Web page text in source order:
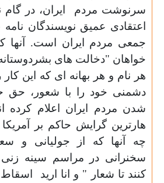
سرنوشت مردم
ایران، در
اعتقادی عمیق نویسندگان
جمعی مردم ایران است. آنها
خواهان "دخالت های
هر نام و هر بهانه ای که این کار
دشمنی خود را با شعور، حق
شدن مردم ایران اعلام کرده
هارترین گرایش حاکم بر
چه آنها که از جولیانی و
سخنرانی در مراسم سینه
کنند تا شعار " و انا ارید
اسقاط